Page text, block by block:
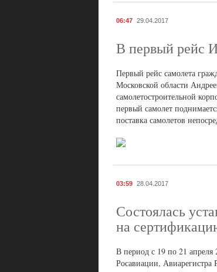
06:47 29.04.2017
В первый рейс
Первый рейс самолета
Московской области
самолетостроительной
первый самолет
поставка самолетов
03:59 28.04.2017
Состоялась
на
В период с 19 по 21 апреля
Росавиации,